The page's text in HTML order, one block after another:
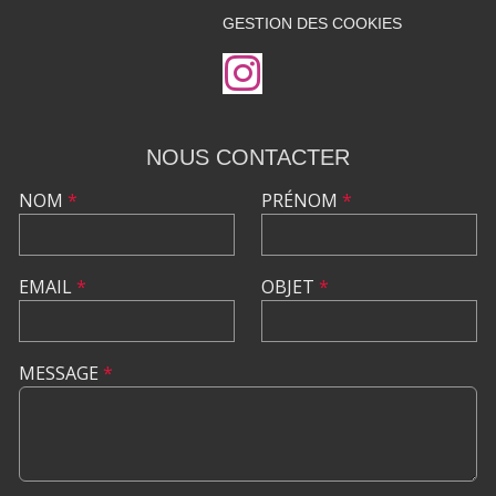
GESTION DES COOKIES
NOUS CONTACTER
NOM *
EMAIL*
PRÉNOM *
OBJET *
MESSAGE *